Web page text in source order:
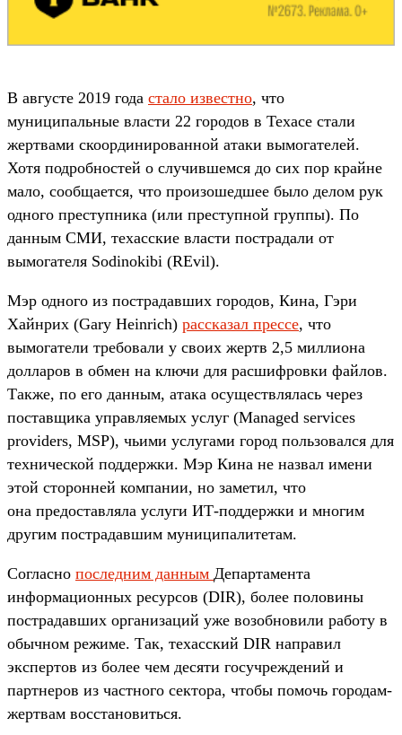
В августе 2019 года стало известно, что
муниципальные власти 22 городов в Техасе стали
жертвами скоординированной атаки вымогателей.
Хотя подробностей о случившемся до сих пор крайне
мало, сообщается, что произошедшее было делом рук
одного преступника (или преступной группы). По
данным СМИ, техасские власти пострадали от
вымогателя Sodinokibi (REvil).
Мэр одного из пострадавших городов, Кина, Гэри
Хайнрих (Gary Heinrich) рассказал прессе, что
вымогатели требовали у своих жертв 2,5 миллиона
долларов в обмен на ключи для расшифровки файлов.
Также, по его данным, атака осуществлялась через
поставщика управляемых услуг (Managed services
providers, MSP), чьими услугами город пользовался для
технической поддержки. Мэр Кина не назвал имени
этой сторонней компании, но заметил, что
она предоставляла услуги ИТ-поддержки и многим
другим пострадавшим муниципалитетам.
Согласно последним данным Департамента
информационных ресурсов (DIR), более половины
пострадавших организаций уже возобновили работу в
обычном режиме. Так, техасский DIR направил
экспертов из более чем десяти госучреждений и
партнеров из частного сектора, чтобы помочь городам-
жертвам восстановиться.